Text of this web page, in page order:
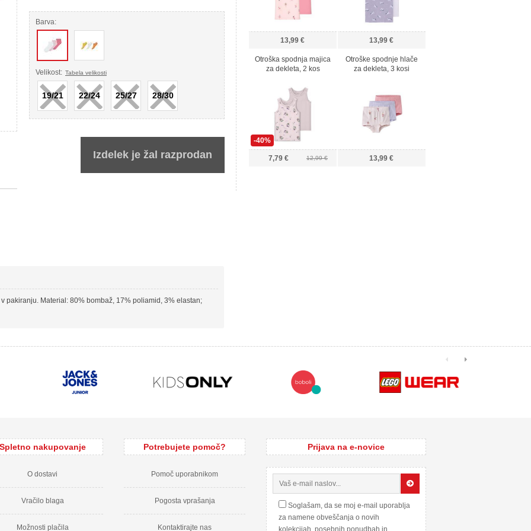
Barva:
Velikost: Tabela velikosti
19/21
× 22/24
× 25/27
× 28/30
×
Izdelek je žal razprodan
pakiranju. Material: 80% bombaž, 17% poliamid, 3% elastan;
13,99 € 13,99 €
-40%
Otroška spodnja majica
za dekleta, 2 kos
12,99 €
7,79 €
Otroške spodnje hlače
za dekleta, 3 kosi
13,99 €
nakupovanje
O dostavi
Vračilo blaga
Možnosti plačila
Potrebujete pomoč?
Pomoč uporabnikom
Pogosta vprašanja
Kontaktirajte nas
Prijava na e-novice
Soglašam, da se moj e-mail uporablja
za namene obveščanja o novih
kolekcijah, posebnih ponudbah in